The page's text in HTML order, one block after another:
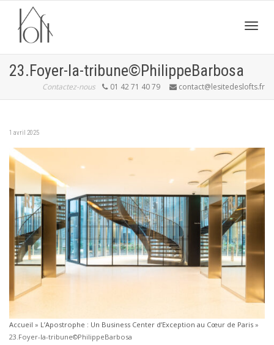
23.Foyer-la-tribune©PhilippeBarbosa
Contactez-nous 01 42 71 40 79 contact@lesitedeslofts.fr
1 avril 2025
Accueil » L’Apostrophe : Un Business Center d’Exception au Cœur de Paris »
23.Foyer-la-tribune©PhilippeBarbosa